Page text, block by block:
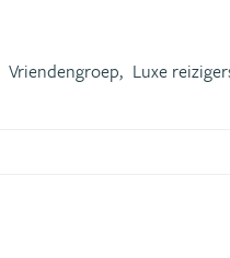
Vriendengroep, Luxe